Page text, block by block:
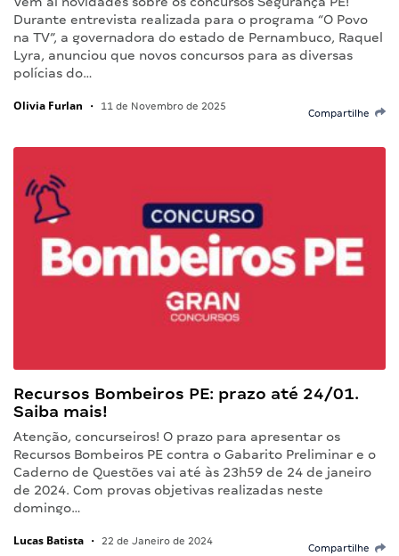
Durante entrevista realizada para o programa “O Povo
na TV”, a governadora do estado de Pernambuco, Raquel
Lyra, anunciou que novos concursos para as diversas
polícias do…
Olivia Furlan • 11 de Novembro de 2025
Compartilhe
Recursos Bombeiros PE: prazo até 24/01.
Saiba mais!
Atenção, concurseiros! O prazo para apresentar os
Recursos Bombeiros PE contra o Gabarito Preliminar e o
Caderno de Questões vai até às 23h59 de 24 de janeiro
de 2024. Com provas objetivas realizadas neste
domingo…
Lucas Batista • 22 de Janeiro de 2024
Compartilhe